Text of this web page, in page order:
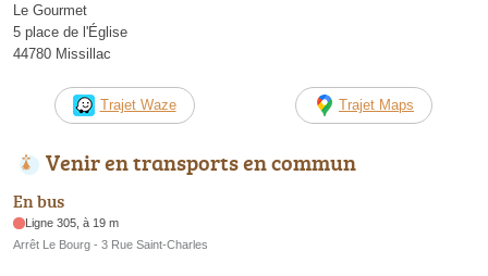
Le Gourmet
5 place de l'Église
44780 Missillac
Trajet Waze Trajet Maps
Venir en transports en commun
En bus
Ligne 305, à 19 m
Arrêt Le Bourg - 3 Rue Saint-Charles